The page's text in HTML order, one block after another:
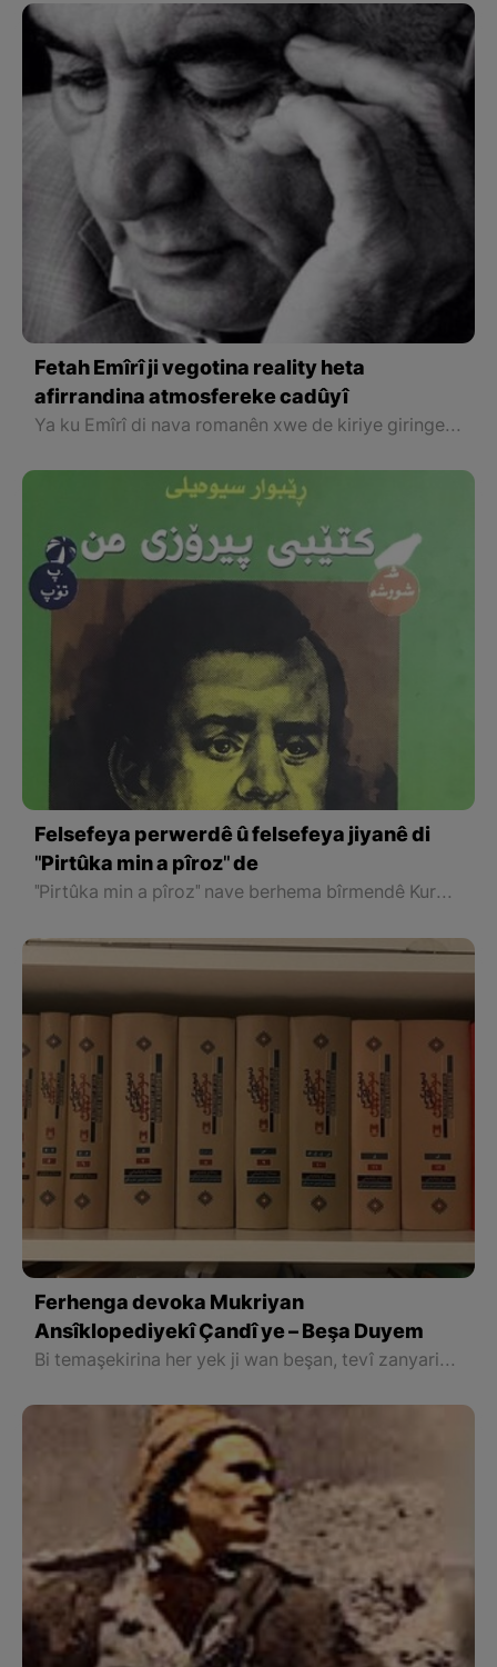
Fetah Emîrî ji vegotina reality heta
afirrandina atmosfereke cadûyî
Ya ku Emîrî di nava romanên xwe de kiriye giringe û divê bala xwe bidin ser, bikaranîna zimakene resen û sade û tejî hûrgilî. Herweha bikaranîna teknîkên kilasîk ên vegotina romanên destpêkê de ber bi afirandina atmosfereke modern di romanên dawiyê de çûye. Vegotina Emîrî, di nava edebiyaya Kurdî de vegotineke resen û xwedî nirx e.
Felsefeya perwerdê û felsefeya jiyanê di
"Pirtûka min a pîroz" de
"Pirtûka min a pîroz" nave berhema bîrmendê Kurd "Rêbwar Sîweylî" ye bi yekem dîtina nave pirtûkê xwendevan hizra gelek tiştan dike, gelo nivîskar weke pirtûkên pîroz pexşaneke bi hurgiliyan nivîsandiye û rêkar û "Dibe û Nabe" ya jiyanê di wî warî de şîrove kirine, yan pirtûkeke ku bi arasteya rexneyî berê xwe dide nerînên olî. An jî tiştên pîroz ên cîhana derdorê di mejiyê xwe de nirxandine û anîne ser kaxezê?
Ferhenga devoka Mukriyan
Ansîklopediyekî Çandî ye – Beşa Duyem
Bi temaşekirina her yek ji wan beşan, tevî zanyariyên giştî ku xwendevan bidest dixe, awayê rast ê çêkirina hevokan, bikarbirina gotinan, curên hevokan û meselê di zimanê Kurdî de fêr dibin û awayê cîbicîkirina wan di nav nivîsê de jî dixwînin.